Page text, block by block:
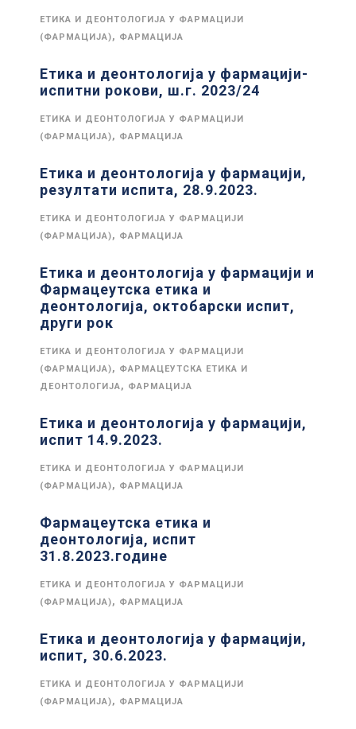
ЕТИКА И ДЕОНТОЛОГИЈА У ФАРМАЦИЈИ
(ФАРМАЦИЈА), ФАРМАЦИЈА
Етика и деонтологија у фармацији-
испитни рокови, ш.г. 2023/24
ЕТИКА И ДЕОНТОЛОГИЈА У ФАРМАЦИЈИ
(ФАРМАЦИЈА), ФАРМАЦИЈА
Етика и деонтологија у фармацији,
резултати испита, 28.9.2023.
ЕТИКА И ДЕОНТОЛОГИЈА У ФАРМАЦИЈИ
(ФАРМАЦИЈА), ФАРМАЦИЈА
Етика и деонтологија у фармацији и
Фармацеутска етика и
деонтологија, октобарски испит,
други рок
ЕТИКА И ДЕОНТОЛОГИЈА У ФАРМАЦИЈИ
(ФАРМАЦИЈА), ФАРМАЦЕУТСКА ЕТИКА И
ДЕОНТОЛОГИЈА, ФАРМАЦИЈА
Етика и деонтологија у фармацији,
испит 14.9.2023.
ЕТИКА И ДЕОНТОЛОГИЈА У ФАРМАЦИЈИ
(ФАРМАЦИЈА), ФАРМАЦИЈА
Фармацеутска етика и
деонтологија, испит
31.8.2023.године
ЕТИКА И ДЕОНТОЛОГИЈА У ФАРМАЦИЈИ
(ФАРМАЦИЈА), ФАРМАЦИЈА
Етика и деонтологија у фармацији,
испит, 30.6.2023.
ЕТИКА И ДЕОНТОЛОГИЈА У ФАРМАЦИЈИ
(ФАРМАЦИЈА), ФАРМАЦИЈА